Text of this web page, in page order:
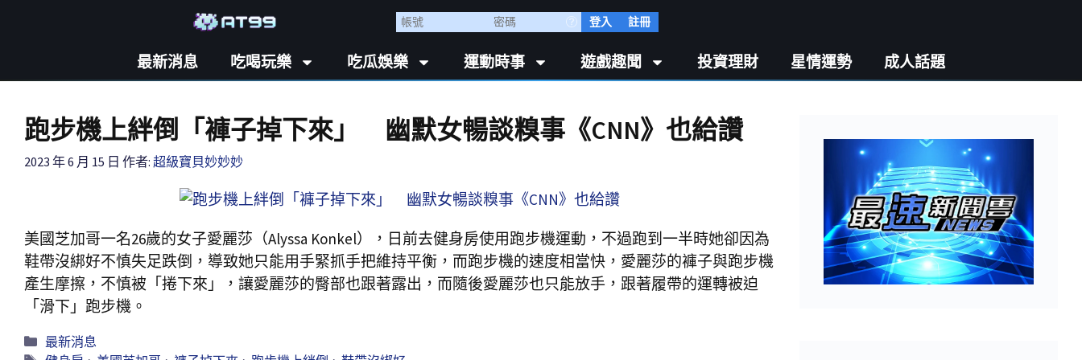
登入 註冊
最新消息 吃喝玩樂 吃瓜娛樂 運動時事 遊戲趣聞 投資理財 星情運勢 成人話題
跑步機上絆倒「褲子掉下來」 幽默女暢談糗事《CNN》也給讚
2023 年 6 月 15 日 作者: 超級寶貝妙妙妙
美國芝加哥一名26歲的女子愛麗莎（Alyssa Konkel），日前去健身房使用跑步機運動，不過跑到一半時她卻因為
鞋帶沒綁好不慎失足跌倒，導致她只能用手緊抓手把維持平衡，而跑步機的速度相當快，愛麗莎的褲子與跑步機
產生摩擦，不慎被「捲下來」，讓愛麗莎的臀部也跟著露出，而隨後愛麗莎也只能放手，跟著履帶的運轉被迫
「滑下」跑步機。
最新消息